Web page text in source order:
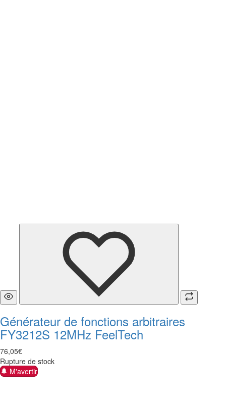
Générateur de fonctions arbitraires
FY3212S 12MHz FeelTech
76,05€
Rupture de stock
M'avertir